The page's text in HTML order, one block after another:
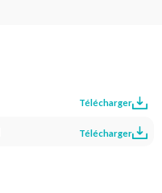
Télécharger
Télécharger